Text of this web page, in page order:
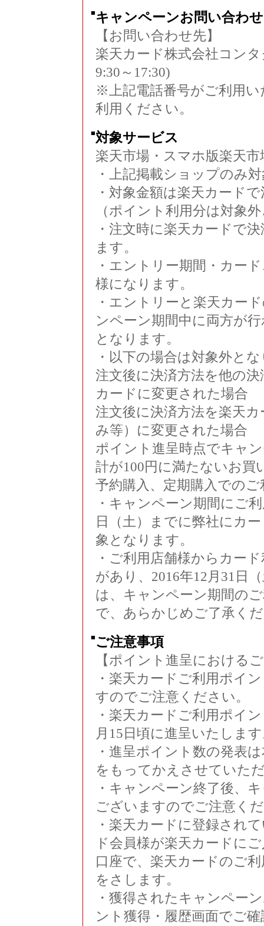
■ キャンペーンお問い合わせ
【お問い合わせ先】
楽天カード株式会社コン
9:30～17:30)
※上記電話番号がご利用い
利用ください。
■対象サービス
楽天市場・スマホ版楽天
・上記掲載ショップのみ
・対象金額は楽天カード
（ポイント利用分は対象
・注文時に楽天カードで
ます。
・エントリー期間・カー
様になります。
・エントリーと楽天カー
ンペーン期間中に両方が
となります。
・以下の場合は対象外と
注文後に決済方法を他の
カードに変更された場合
注文後に決済方法を楽天
み等）に変更された場合
ポイント進呈時点でキャ
計が100円に満たないお買
予約購入、定期購入でのご
・キャンペーン期間にご
日（土）までに弊社にカ
象となります。
・ご利用店舗様からカー
があり、2016年12月31日
は、キャンペーン期間の
で、あらかじめご了承く
■ ご注意事項
【ポイント進呈における
・楽天カードご利用ポイ
すのでご注意ください。
・楽天カードご利用ポイ
月15日頃に進呈いたしま
・進呈ポイント数の発表
をもってかえさせていた
・キャンペーン終了後、
ございますのでご注意く
・楽天カードに登録され
ド会員様が楽天カードに
口座で、楽天カードのご
をさします。
・獲得されたキャンペー
ント獲得・履歴画面でご